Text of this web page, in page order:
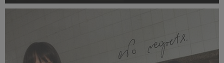
podzielić się tym doświadczeniem z...